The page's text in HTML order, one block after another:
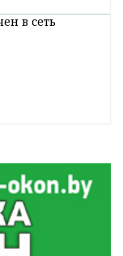
в сеть